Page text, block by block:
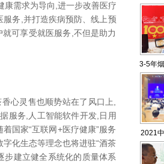
康需求为导向,进一步改善医疗
服务,并打造疾病预防、线上预
可享受就医服务,不但是助力
灵售也顺势站在了风口上,
服务,人工智能软件开发,日用
国家“互联网+医疗健康”服务
化生态等理念也将进驻“酒茶
步建立健全系统化的质量体系
国，荣
育影
3-5年
2021
孔子文